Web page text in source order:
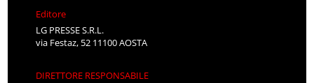
Editore
LG PRESSE S.R.L.
via Festaz, 52 11100 AOSTA
DIRETTORE RESPONSABILE